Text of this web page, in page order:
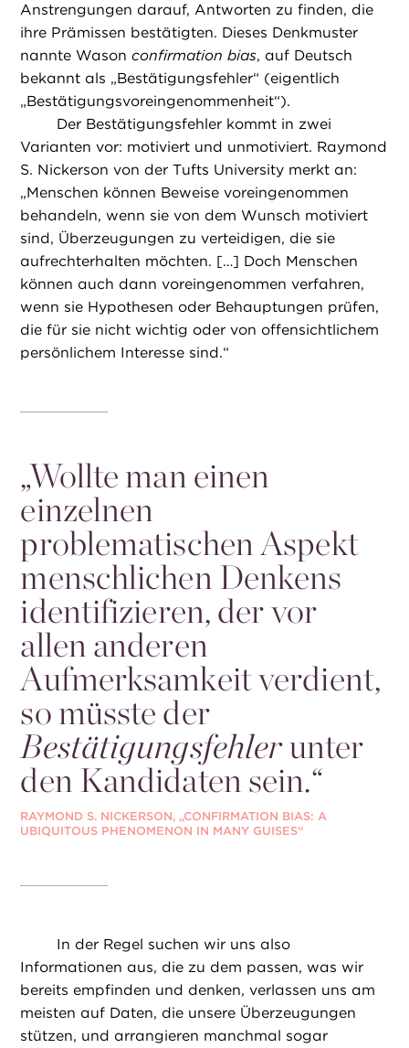
Anstrengungen darauf, Antworten zu finden, die
ihre Prämissen bestätigten. Dieses Denkmuster
nannte Wasonconfirmation bias, auf Deutsch
bekannt als „Bestätigungsfehler“ (eigentlich
„Bestätigungsvoreingenommenheit“).
Der Bestätigungsfehler kommt in zwei
Varianten vor: motiviert und unmotiviert. Raymond
S. Nickerson von der Tufts University merkt an:
„Menschen können Beweise voreingenommen
behandeln, wenn sie von dem Wunsch motiviert
sind, Überzeugungen zu verteidigen, die sie
aufrechterhalten möchten. […] Doch Menschen
können auch dann voreingenommen verfahren,
wenn sie Hypothesen oder Behauptungen prüfen,
die für sie nicht wichtig oder von offensichtlichem
persönlichem Interesse sind.“
„Wollte man einen
einzelnen
problematischen Aspekt
menschlichen Denkens
identifizieren, der vor
allen anderen
Aufmerksamkeit verdient,
so müsste der
Bestätigungsfehlerunter
den Kandidaten sein.“
RAYMOND S. NICKERSON, „CONFIRMATION BIAS: A
UBIQUITOUS PHENOMENON IN MANY GUISES“
In der Regel suchen wir uns also
Informationen aus, die zu dem passen, was wir
bereits empfinden und denken, verlassen uns am
meisten auf Daten, die unsere Überzeugungen
stützen, und arrangieren manchmal sogar